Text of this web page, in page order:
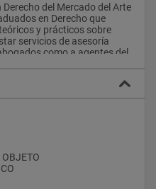
del Mercado del Arte
en Derecho que
y prácticos sobre
servicios de asesoría
como a agentes del
un departamento de
servicios de
del mercado
casas de subastas,
OBJETO